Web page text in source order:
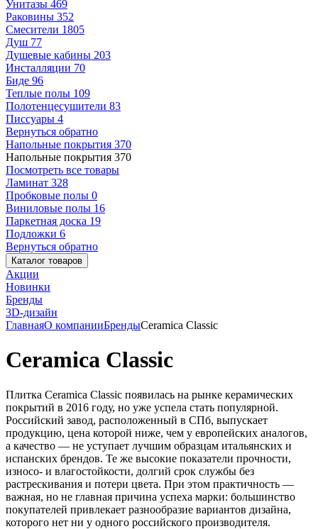
Унитазы 469
Раковины 352
Смесители 1805
Душ 77
Душевые кабины 203
Инсталляции 70
Биде 96
Теплые полы 109
Полотенцесушители 83
Писсуары 4
Вернуться обратно
Напольные покрытия 370
Напольные покрытия 370
Посмотреть все товары
Ламинат 328
Пробковые полы 0
Виниловые полы 16
Паркетная доска 19
Подложки 6
Вернуться обратно
Каталог товаров
Акции
Новинки
Бренды
3D-дизайн
ГлавнаяО компанииБрендыCeramica Classic
Ceramica Classic
Плитка Ceramica Classic появилась на рынке керамических
покрытий в 2016 году, но уже успела стать популярной.
Российский завод, расположенный в СПб, выпускает
продукцию, цена которой ниже, чем у европейских аналогов,
а качество — не уступает лучшим образцам итальянских и
испанских брендов. Те же высокие показатели прочности,
износо- и влагостойкости, долгий срок службы без
растрескивания и потери цвета. При этом практичность —
важная, но не главная причина успеха марки: большинство
покупателей привлекает разнообразие вариантов дизайна,
которого нет ни у одного российского производителя.